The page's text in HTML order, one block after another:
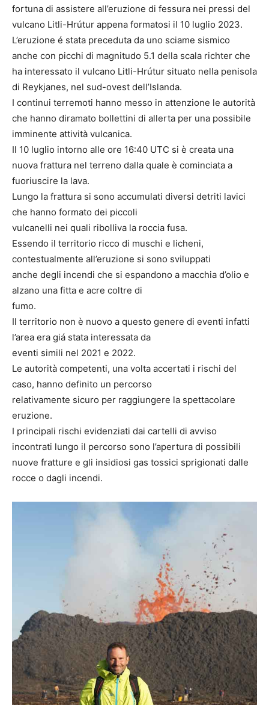
fortuna di assistere all’eruzione di fessura nei pressi del
vulcano Litli-Hrútur appena formatosi il 10 luglio 2023.
L’eruzione é stata preceduta da uno sciame sismico
anche con picchi di magnitudo 5.1 della scala richter che
ha interessato il vulcano Litli-Hrútur situato nella penisola
di Reykjanes, nel sud-ovest dell’Islanda.
I continui terremoti hanno messo in attenzione le autorità
che hanno diramato bollettini di allerta per una possibile
imminente attività vulcanica.
Il 10 luglio intorno alle ore 16:40 UTC si è creata una
nuova frattura nel terreno dalla quale è cominciata a
fuoriuscire la lava.
Lungo la frattura si sono accumulati diversi detriti lavici
che hanno formato dei piccoli
vulcanelli nei quali ribolliva la roccia fusa.
Essendo il territorio ricco di muschi e licheni,
contestualmente all’eruzione si sono sviluppati
anche degli incendi che si espandono a macchia d’olio e
alzano una fitta e acre coltre di
fumo.
Il territorio non è nuovo a questo genere di eventi infatti
l’area era giá stata interessata da
eventi simili nel 2021 e 2022.
Le autorità competenti, una volta accertati i rischi del
caso, hanno definito un percorso
relativamente sicuro per raggiungere la spettacolare
eruzione.
I principali rischi evidenziati dai cartelli di avviso
incontrati lungo il percorso sono l’apertura di possibili
nuove fratture e gli insidiosi gas tossici sprigionati dalle
rocce o dagli incendi.